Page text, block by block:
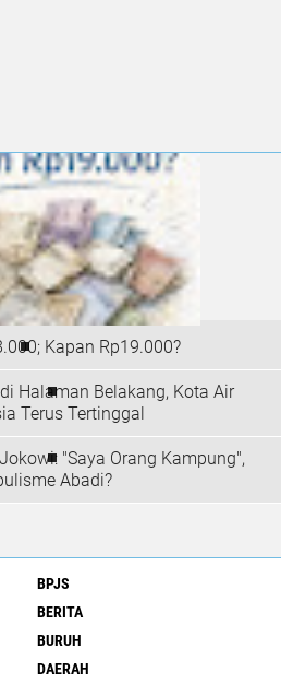
Kapan Rp19.000?
Halaman Belakang, Kota Air
Terus Tertinggal
"Saya Orang Kampung",
Abadi?
BPJS
BERITA
BURUH
DAERAH